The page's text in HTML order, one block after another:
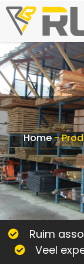
Home-
Ruim
Veel